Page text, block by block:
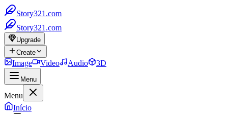
Story321.com
Story321.com
Upgrade
Create
Image Video Audio 3D
Menu
Menu
Início